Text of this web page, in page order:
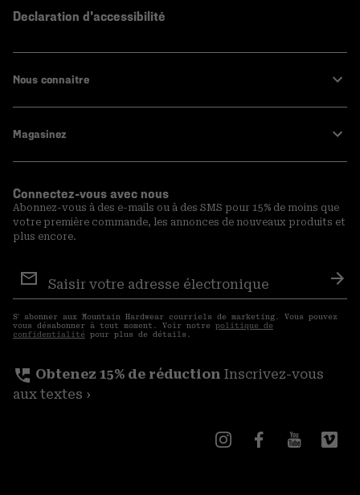
Declaration d'accessibilité
Nous connaitre
Magasinez
Connectez-vous avec nous
Abonnez-vous à des e-mails ou à des SMS pour 15% de moins que
votre première commande, les annonces de nouveaux produits et
plus encore.
aux
courriels
S′ abonner aux Mountain Hardwear courriels de marketing. Vous pouvez
vous désabonner à tout moment. Voir notre politique de
confidentialité pour plus de détails.
perm_phone_msg Obtenez 15% de réduction Inscrivez-vous
aux textes ›